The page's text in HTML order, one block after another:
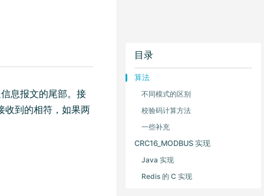
目录
算法
不同模式的区别
校验码计算方法
一些补充
CRC16_MODBUS 实现
Java 实现
Redis 的 C 实现
息报文的尾部。接
收到的相符，如果两